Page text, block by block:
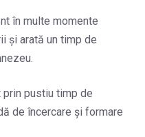
în multe momente
și arată un timp de
pustiu timp de
de încercare și formare